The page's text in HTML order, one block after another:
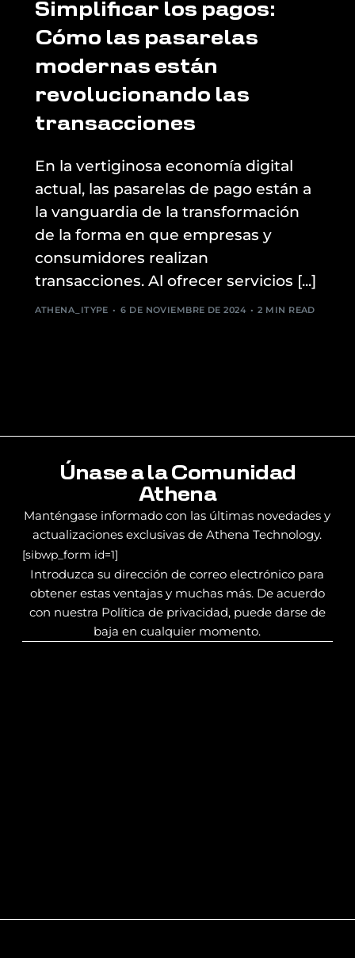
Simplificar los pagos:
Cómo las pasarelas
modernas están
revolucionando las
transacciones
En la vertiginosa economía digital
actual, las pasarelas de pago están a
la vanguardia de la transformación
de la forma en que empresas y
consumidores realizan
transacciones. Al ofrecer servicios [...]
ATHENA_ITYPE 6 DE NOVIEMBRE DE 2024 2 MIN READ
Únase a la Comunidad
Athena
Manténgase informado con las últimas novedades y
actualizaciones exclusivas de Athena Technology.
[sibwp_form id=1]
Introduzca su dirección de correo electrónico para
obtener estas ventajas y muchas más. De acuerdo
con nuestra Política de privacidad, puede darse de
baja en cualquier momento.